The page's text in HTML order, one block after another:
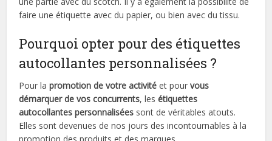
faire une étiquette avec du papier, ou bien avec du tissu.
Pourquoi opter pour des étiquettes
autocollantes personnalisées ?
Pour lapromotion de votre activitéet pourvous
démarquer de vos concurrents, lesétiquettes
autocollantes personnalisées sont de véritables atouts.
Elles sont devenues de nos jours des incontournables à la